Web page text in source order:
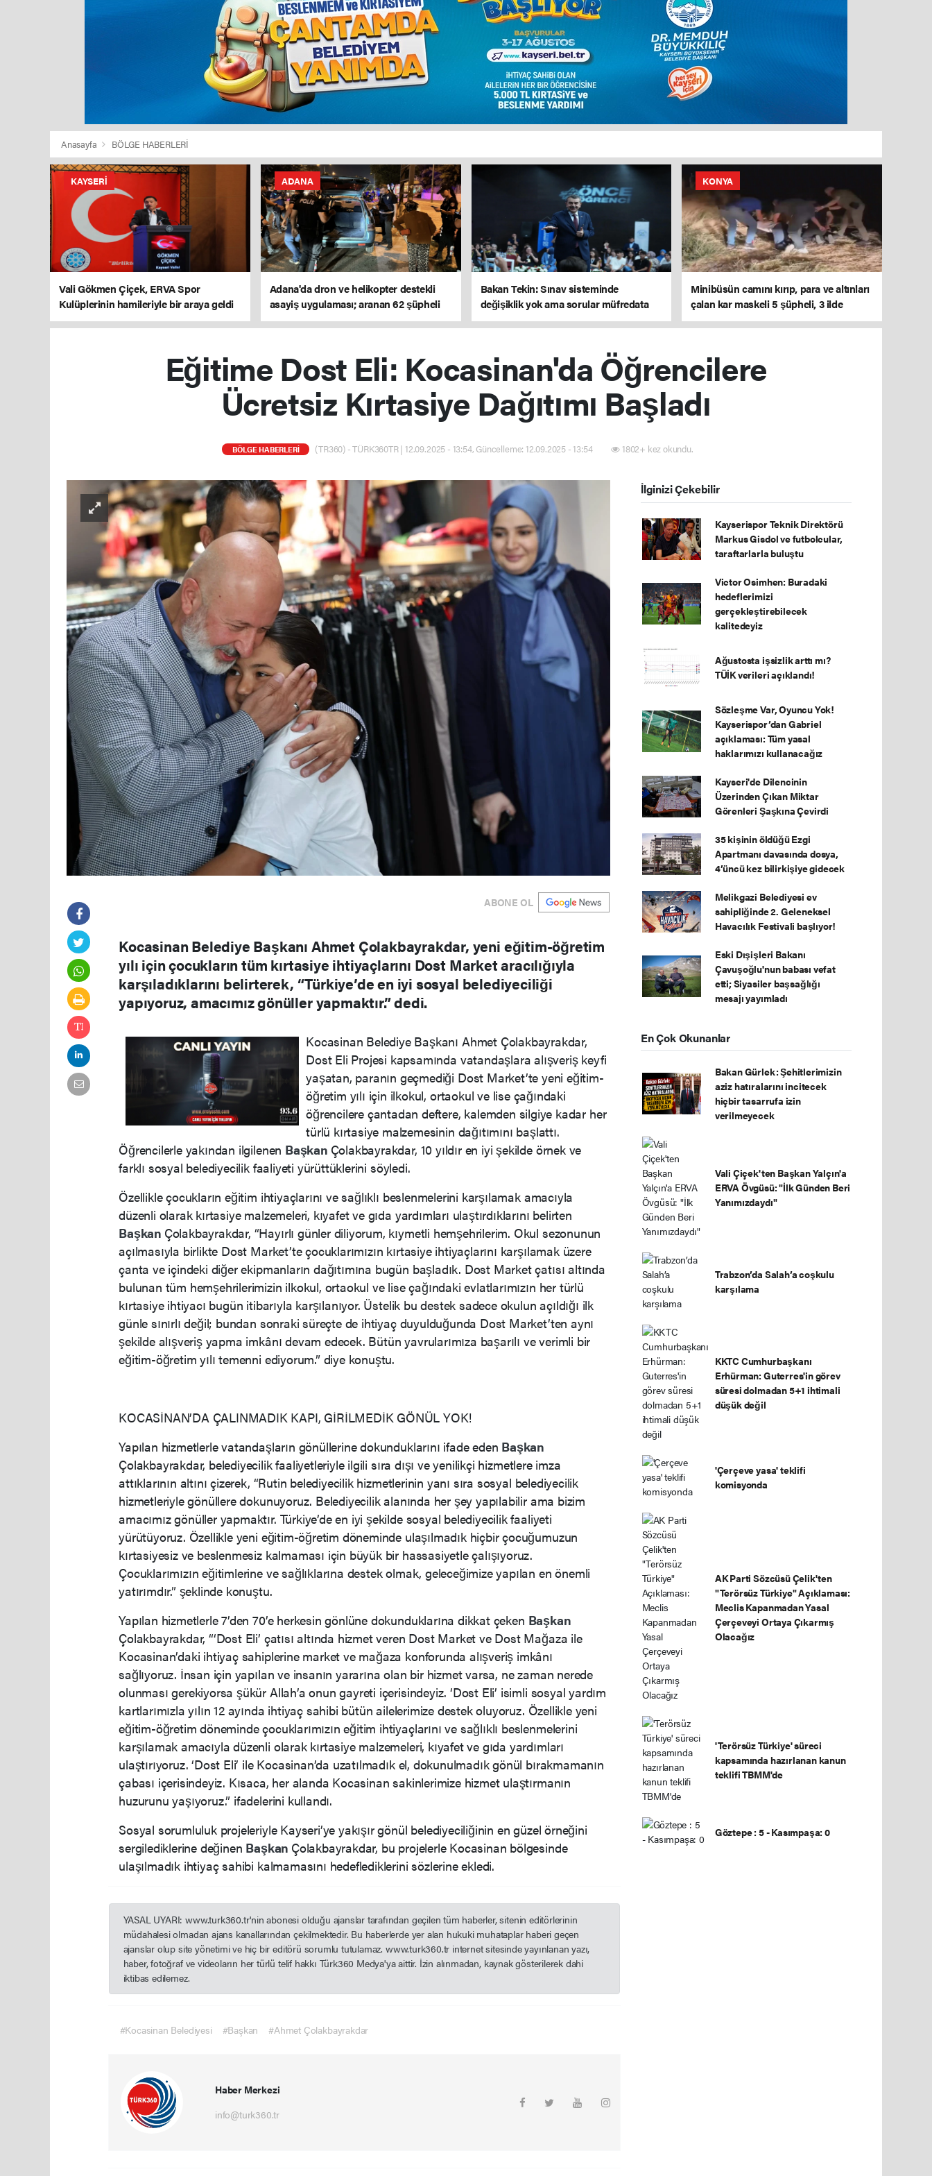
Anasayfa BÖLGE HABERLERİ
KAYSERI
Vali Gökmen Çiçek, ERVA Spor
Kulüplerinin hamileriyle bir araya geldi
ADANA
Adana'da dron ve helikopter destekli
asayiş uygulaması; aranan 62 şüpheli
yakalandı
Bakan Tekin: Sınav sisteminde
değişiklik yok ama sorular müfredata
uygun hale gelecek
KONYA
Minibüsün camını kırıp, para ve altınları
çalan kar maskeli 5 şüpheli, 3 ilde
düzenlenen operasyonlarla yakalandı
Eğitime Dost Eli: Kocasinan'da Öğrencilere
Ücretsiz Kırtasiye Dağıtımı Başladı
BÖLGE HABERLERİ (TR360) - TÜRK360TR | 12.09.2025 - 13:54, Güncelleme: 12.09.2025 - 13:54 1802+ kez okundu.
ABONE OL
Kocasinan Belediye Başkanı Ahmet Çolakbayrakdar, yeni eğitim-öğretim
yılı için çocukların tüm kırtasiye ihtiyaçlarını Dost Market aracılığıyla
karşıladıklarını belirterek, “Türkiye’de en iyi sosyal belediyeciliği
yapıyoruz, amacımız gönüller yapmaktır.” dedi.
Kocasinan Belediye Başkanı Ahmet Çolakbayrakdar,
Dost Eli Projesi kapsamında vatandaşlara alışveriş keyfi
yaşatan, paranın geçmediği Dost Market’te yeni eğitim-
öğretim yılı için ilkokul, ortaokul ve lise çağındaki
öğrencilere çantadan deftere, kalemden silgiye kadar her
türlü kırtasiye malzemesinin dağıtımını başlattı.
Öğrencilerle yakından ilgilenen Başkan Çolakbayrakdar, 10 yıldır en iyi şekilde örnek ve
farklı sosyal belediyecilik faaliyeti yürüttüklerini söyledi.
Özellikle çocukların eğitim ihtiyaçlarını ve sağlıklı beslenmelerini karşılamak amacıyla
düzenli olarak kırtasiye malzemeleri, kıyafet ve gıda yardımları ulaştırdıklarını belirten
Başkan Çolakbayrakdar, “Hayırlı günler diliyorum, kıymetli hemşehrilerim. Okul sezonunun
açılmasıyla birlikte Dost Market’te çocuklarımızın kırtasiye ihtiyaçlarını karşılamak üzere
çanta ve içindeki diğer ekipmanların dağıtımına bugün başladık. Dost Market çatısı altında
bulunan tüm hemşehrilerimizin ilkokul, ortaokul ve lise çağındaki evlatlarımızın her türlü
kırtasiye ihtiyacı bugün itibarıyla karşılanıyor. Üstelik bu destek sadece okulun açıldığı ilk
günle sınırlı değil; bundan sonraki süreçte de ihtiyaç duyulduğunda Dost Market’ten aynı
şekilde alışveriş yapma imkânı devam edecek. Bütün yavrularımıza başarılı ve verimli bir
eğitim-öğretim yılı temenni ediyorum.” diye konuştu.
KOCASİNAN’DA ÇALINMADIK KAPI, GİRİLMEDİK GÖNÜL YOK!
Yapılan hizmetlerle vatandaşların gönüllerine dokunduklarını ifade eden Başkan
Çolakbayrakdar, belediyecilik faaliyetleriyle ilgili sıra dışı ve yenilikçi hizmetlere imza
attıklarının altını çizerek, “Rutin belediyecilik hizmetlerinin yanı sıra sosyal belediyecilik
hizmetleriyle gönüllere dokunuyoruz. Belediyecilik alanında her şey yapılabilir ama bizim
amacımız gönüller yapmaktır. Türkiye’de en iyi şekilde sosyal belediyecilik faaliyeti
yürütüyoruz. Özellikle yeni eğitim-öğretim döneminde ulaşılmadık hiçbir çocuğumuzun
kırtasiyesiz ve beslenmesiz kalmaması için büyük bir hassasiyetle çalışıyoruz.
Çocuklarımızın eğitimlerine ve sağlıklarına destek olmak, geleceğimize yapılan en önemli
yatırımdır.” şeklinde konuştu.
Yapılan hizmetlerle 7’den 70’e herkesin gönlüne dokunduklarına dikkat çeken Başkan
Çolakbayrakdar, “‘Dost Eli’ çatısı altında hizmet veren Dost Market ve Dost Mağaza ile
Kocasinan’daki ihtiyaç sahiplerine market ve mağaza konforunda alışveriş imkânı
sağlıyoruz. İnsan için yapılan ve insanın yararına olan bir hizmet varsa, ne zaman nerede
olunması gerekiyorsa şükür Allah’a onun gayreti içerisindeyiz. ‘Dost Eli’ isimli sosyal yardım
kartlarımızla yılın 12 ayında ihtiyaç sahibi bütün ailelerimize destek oluyoruz. Özellikle yeni
eğitim-öğretim döneminde çocuklarımızın eğitim ihtiyaçlarını ve sağlıklı beslenmelerini
karşılamak amacıyla düzenli olarak kırtasiye malzemeleri, kıyafet ve gıda yardımları
ulaştırıyoruz. ‘Dost Eli’ ile Kocasinan’da uzatılmadık el, dokunulmadık gönül bırakmamanın
çabası içerisindeyiz. Kısaca, her alanda Kocasinan sakinlerimize hizmet ulaştırmanın
huzurunu yaşıyoruz.” ifadelerini kullandı.
Sosyal sorumluluk projeleriyle Kayseri’ye yakışır gönül belediyeciliğinin en güzel örneğini
sergilediklerine değinen Başkan Çolakbayrakdar, bu projelerle Kocasinan bölgesinde
ulaşılmadık ihtiyaç sahibi kalmamasını hedeflediklerini sözlerine ekledi.
YASAL UYARI: www.turk360.tr'nin abonesi olduğu ajanslar tarafından geçilen tüm haberler, sitenin editörlerinin
müdahalesi olmadan ajans kanallarından çekilmektedir. Bu haberlerde yer alan hukuki muhataplar haberi geçen
ajanslar olup site yönetimi ve hiç bir editörü sorumlu tutulamaz. www.turk360.tr internet sitesinde yayınlanan yazı,
haber, fotoğraf ve videoların her türlü telif hakkı Türk360 Medya'ya aittir. İzin alınmadan, kaynak gösterilerek dahi
iktibas edilemez.
#Kocasinan Belediyesi #Başkan #Ahmet Çolakbayrakdar
Haber Merkezi
info@turk360.tr
İlginizi Çekebilir
Kayserispor Teknik Direktörü
Markus Gisdol ve futbolcular,
taraftarlarla buluştu
Victor Osimhen: Buradaki
hedeflerimizi
gerçekleştirebilecek
kalitedeyiz
Ağustosta işsizlik arttı mı?
TÜİK verileri açıklandı!
Sözleşme Var, Oyuncu Yok!
Kayserispor’dan Gabriel
açıklaması: Tüm yasal
haklarımızı kullanacağız
Kayseri'de Dilencinin
Üzerinden Çıkan Miktar
Görenleri Şaşkına Çevirdi
35 kişinin öldüğü Ezgi
Apartmanı davasında dosya,
4’üncü kez bilirkişiye gidecek
Melikgazi Belediyesi ev
sahipliğinde 2. Geleneksel
Havacılık Festivali başlıyor!
Eski Dışişleri Bakanı
Çavuşoğlu'nun babası vefat
etti; Siyasiler başsağlığı
mesajı yayımladı
En Çok Okunanlar
Bakan Gürlek: Şehitlerimizin
aziz hatıralarını incitecek
hiçbir tasarrufa izin
verilmeyecek
Vali Çiçek'ten Başkan Yalçın'a
ERVA Övgüsü: "İlk Günden Beri
Yanımızdaydı"
Trabzon’da Salah’a coşkulu
karşılama
KKTC Cumhurbaşkanı
Erhürman: Guterres'in görev
süresi dolmadan 5+1 ihtimali
düşük değil
'Çerçeve yasa' teklifi
komisyonda
AK Parti Sözcüsü Çelik'ten
"Terörsüz Türkiye" Açıklaması:
Meclis Kapanmadan Yasal
Çerçeveyi Ortaya Çıkarmış
Olacağız
'Terörsüz Türkiye' süreci
kapsamında hazırlanan kanun
teklifi TBMM'de
Göztepe : 5 - Kasımpaşa: 0